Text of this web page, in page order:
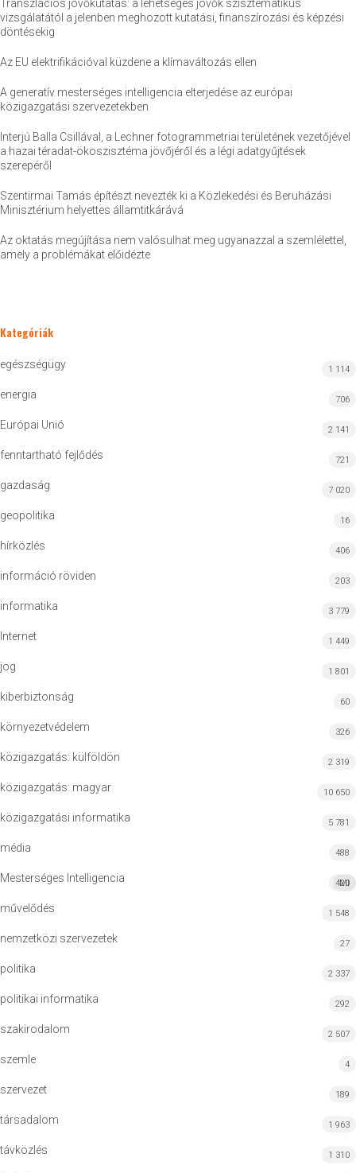
Transzlációs jövőkutatás: a lehetséges jövők szisztematikus
vizsgálatától a jelenben meghozott kutatási, finanszírozási és képzési
döntésekig
Az EU elektrifikációval küzdene a klímaváltozás ellen
A generatív mesterséges intelligencia elterjedése az európai
közigazgatási szervezetekben
Interjú Balla Csillával, a Lechner fotogrammetriai területének vezetőjével
a hazai téradat-ökoszisztéma jövőjéről és a légi adatgyűjtések
szerepéről
Szentirmai Tamás építészt nevezték ki a Közlekedési és Beruházási
Minisztérium helyettes államtitkárává
Az oktatás megújítása nem valósulhat meg ugyanazzal a szemlélettel,
amely a problémákat előidézte
Kategóriák
egészségügy 1 114
energia 706
Európai Unió 2 141
fenntartható fejlődés 721
gazdaság 7 020
geopolitika 16
hírközlés 406
információ röviden 203
informatika 3 779
Internet 1 449
jog 1 801
kiberbiztonság 60
környezetvédelem 326
közigazgatás: külföldön 2 319
közigazgatás: magyar 10 650
közigazgatási informatika 5 781
média 488
Mesterséges Intelligencia MI
420
művelődés 1 548
nemzetközi szervezetek 27
politika 2 337
politikai informatika 292
szakirodalom 2 507
szemle 4
szervezet 189
társadalom 1 963
távközlés 1 310